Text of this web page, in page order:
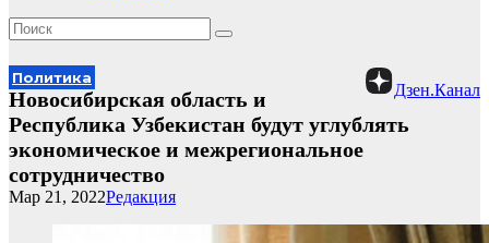
Политика
Дзен.Канал
Новосибирская область и
Республика Узбекистан будут углублять
экономическое и межрегиональное
сотрудничество
Редакция
Мар 21, 2022